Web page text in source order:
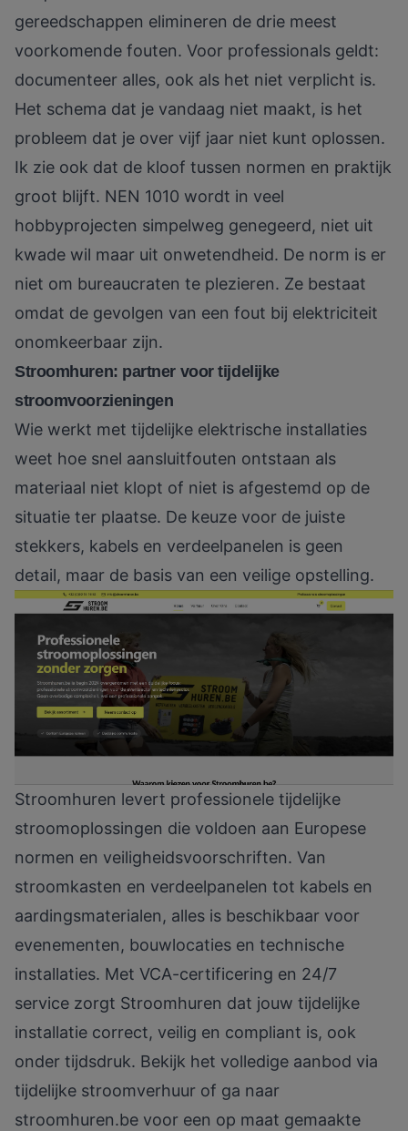
gereedschappen elimineren de drie meest
voorkomende fouten. Voor professionals geldt:
documenteer alles, ook als het niet verplicht is.
Het schema dat je vandaag niet maakt, is het
probleem dat je over vijf jaar niet kunt oplossen.
Ik zie ook dat de kloof tussen normen en praktijk
groot blijft. NEN 1010 wordt in veel
hobbyprojecten simpelweg genegeerd, niet uit
kwade wil maar uit onwetendheid. De norm is er
niet om bureaucraten te plezieren. Ze bestaat
omdat de gevolgen van een fout bij elektriciteit
onomkeerbaar zijn.
Stroomhuren: partner voor tijdelijke
stroomvoorzieningen
Wie werkt met tijdelijke elektrische installaties
weet hoe snel aansluitfouten ontstaan als
materiaal niet klopt of niet is afgestemd op de
situatie ter plaatse. De keuze voor de juiste
stekkers, kabels en verdeelpanelen is geen
detail, maar de basis van een veilige opstelling.
Stroomhuren levert professionele tijdelijke
stroomoplossingen die voldoen aan Europese
normen en veiligheidsvoorschriften. Van
stroomkasten en verdeelpanelen tot kabels en
aardingsmaterialen, alles is beschikbaar voor
evenementen, bouwlocaties en technische
installaties. Met VCA-certificering en 24/7
service zorgt Stroomhuren dat jouw tijdelijke
installatie correct, veilig en compliant is, ook
onder tijdsdruk. Bekijk het volledige aanbod via
tijdelijke stroomverhuur of ga naar
stroomhuren.be voor een op maat gemaakte